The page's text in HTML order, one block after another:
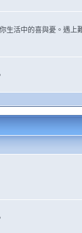
生活中的喜與憂。遇上